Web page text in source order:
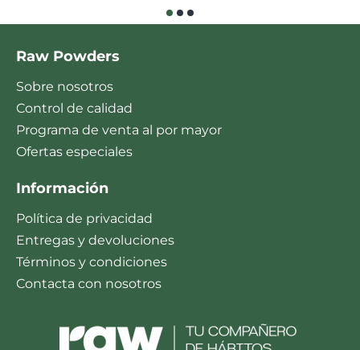
Raw Powders
Sobre nosotros
Control de calidad
Programa de venta al por mayor
Ofertas especiales
Información
Política de privacidad
Entregas y devoluciones
Términos y condiciones
Contacta con nosotros